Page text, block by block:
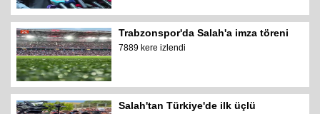
Trabzonspor'da Salah'a imza töreni
7889 kere izlendi
Salah'tan Türkiye'de ilk üçlü